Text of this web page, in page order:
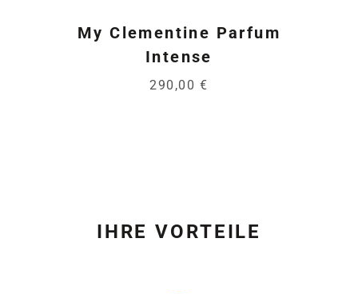
My Clementine Parfum
Intense
290,00 €
IHRE VORTEILE